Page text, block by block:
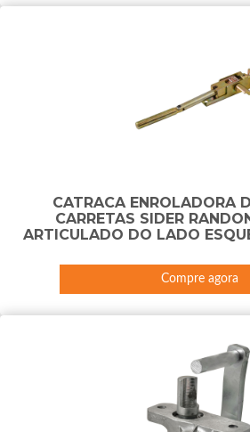
CATRACA ENROLADORA
CARRETAS SIDER
ARTICULADO DO LADO
Compre agora